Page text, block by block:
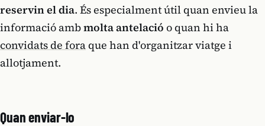
reservin el dia. És especialment útil quan envieu la
informació ambmolta antelació o quan hi ha
convidats de foraque han d'organitzar viatge i
allotjament.
Quan enviar-lo